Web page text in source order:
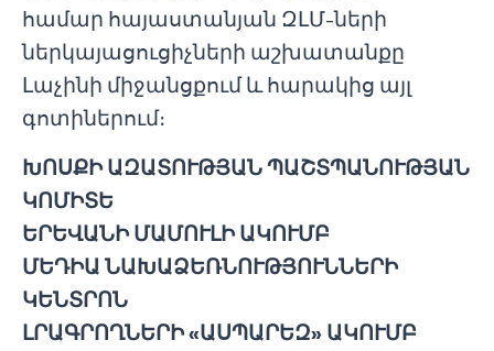
համար հայաստանյան ԶԼՄ-ների
ներկայացուցիչների աշխատանքը
Լաչինի միջանցքում և հարակից այլ
գոտիներում։
ԽՈՍՔԻ ԱԶԱՏՈՒԹՅԱՆ ՊԱՇՏՊԱՆՈՒԹՅԱՆ
ԿՈՄԻՏԵ
ԵՐԵՎԱՆԻ ՄԱՄՈՒԼԻ ԱԿՈՒՄԲ
ՄԵԴԻԱ ՆԱԽԱՁԵՌՆՈՒԹՅՈՒՆՆԵՐԻ
ԿԵՆՏՐՈՆ
ԼՐԱԳՐՈՂՆԵՐԻ «ԱՍՊԱՐԵԶ» ԱԿՈՒՄԲ